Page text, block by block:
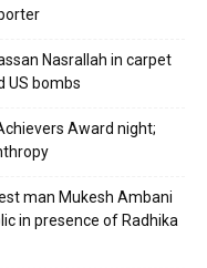
Nasrallah in carpet
US bombs
Award night;
man Mukesh Ambani
in presence of Radhika